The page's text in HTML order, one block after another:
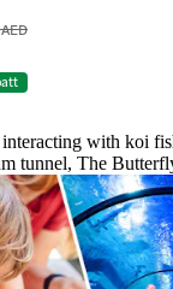
with koi
tunnel, The